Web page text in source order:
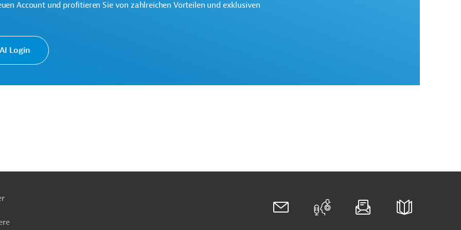
multilaterale Finanzierungsinstitution für Projekte in der
Account und profitieren Sie von zahlreichen Vorteilen und exklusiven
Login